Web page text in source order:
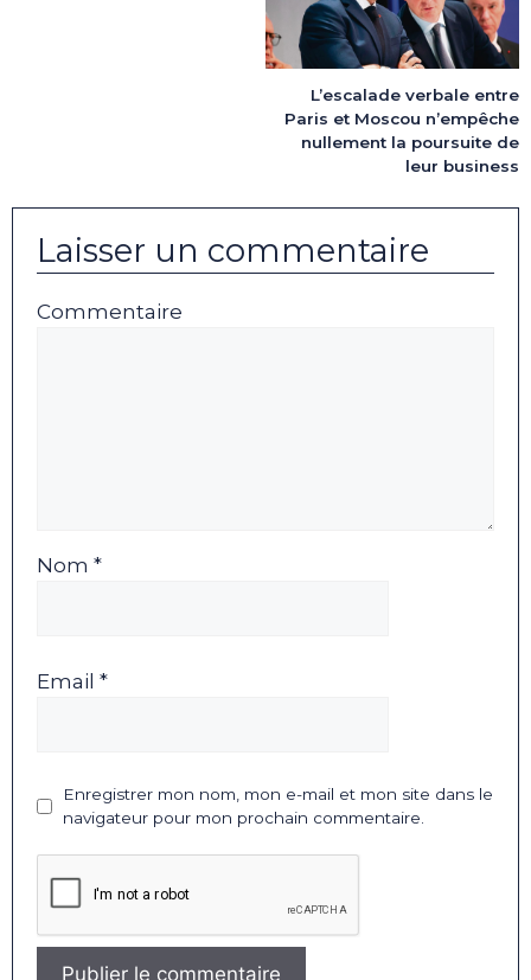
L’escalade verbale entre
Paris et Moscou n’empêche
nullement la poursuite de
leur business
Laisser un commentaire
Commentaire
Nom *
Email *
Enregistrer mon nom, mon e-mail et mon site dans le
navigateur pour mon prochain commentaire.